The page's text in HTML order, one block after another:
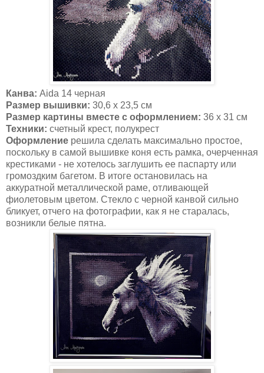
Канва: Aida 14 черная
Размер вышивки: 30,6 х 23,5 см
Размер картины вместе с оформлением: 36 х 31 см
Техники: счетный крест, полукрест
Оформление решила сделать максимально простое,
поскольку в самой вышивке коня есть рамка, очерченная
крестиками - не хотелось заглушить ее паспарту или
громоздким багетом. В итоге остановилась на
аккуратной металлической раме, отливающей
фиолетовым цветом. Стекло с черной канвой сильно
бликует, отчего на фотографии, как я не старалась,
возникли белые пятна.